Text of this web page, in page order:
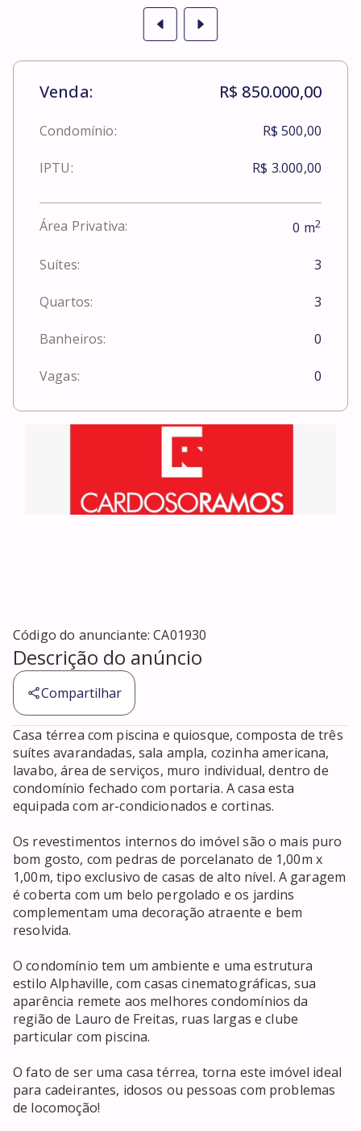
Venda: R$ 850.000,00
Condomínio: R$ 500,00
IPTU: R$ 3.000,00
Área Privativa: 0 m2
Suítes: 3
Quartos: 3
Banheiros: 0
Vagas: 0
Código do anunciante:CA01930
Descrição do anúncio
Compartilhar
Casa térrea com piscina e quiosque, composta de três
suítes avarandadas, sala ampla, cozinha americana,
lavabo, área de serviços, muro individual, dentro de
condomínio fechado com portaria. A casa esta
equipada com ar-condicionados e cortinas.
Os revestimentos internos do imóvel são o mais puro
bom gosto, com pedras de porcelanato de 1,00m x
1,00m, tipo exclusivo de casas de alto nível. A garagem
é coberta com um belo pergolado e os jardins
complementam uma decoração atraente e bem
resolvida.
O condomínio tem um ambiente e uma estrutura
estilo Alphaville, com casas cinematográficas, sua
aparência remete aos melhores condomínios da
região de Lauro de Freitas, ruas largas e clube
particular com piscina.
O fato de ser uma casa térrea, torna este imóvel ideal
para cadeirantes, idosos ou pessoas com problemas
de locomoção!